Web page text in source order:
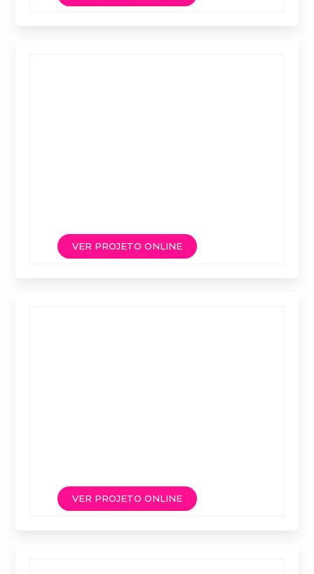
VER PROJETO ONLINE
VER PROJETO ONLINE